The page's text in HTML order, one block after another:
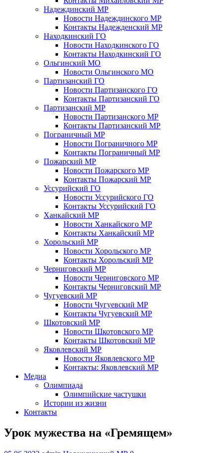
Надеждинский МР
Новости Надеждинского МР
Контакты Надежденский МР
Находкинский ГО
Новости Находкинского ГО
Контакты Находкинский ГО
Ольгинский МО
Новости Ольгинского МО
Партизанский ГО
Новости Партизанского ГО
Контакты Партизанский ГО
Партизанский МР
Новости Партизанского МР
Контакты Партизанский МР
Пограничный МР
Новости Пограничного МР
Контакты Пограничный МР
Пожарский МР
Новости Пожарского МР
Контакты Пожарский МР
Уссурийский ГО
Новости Уссурийского ГО
Контакты Уссурийский ГО
Ханкайский МР
Новости Ханкайского МР
Контакты Ханкайский МР
Хорольский МР
Новости Хорольского МР
Контакты Хорольский МР
Черниговский МР
Новости Черниговского МР
Контакты Черниговский МР
Чугуевский МР
Новости Чугуевский МР
Контакты Чугуевский МР
Шкотовский МР
Новости Шкотовского МР
Контакты Шкотовский МР
Яковлевский МР
Новости Яковлевского МР
Контакты: Яковлевский МР
Медиа
Олимпиада
Олимпийские частушки
Истории из жизни
Контакты
Урок мужества на «Гремящем»